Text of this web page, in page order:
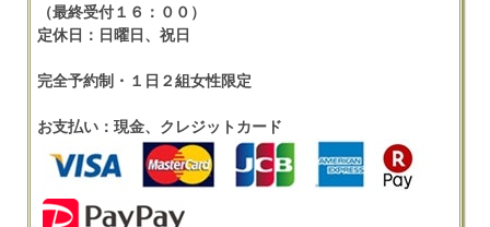
（最終受付１６：００）
定休日：日曜日、祝日
完全予約制・１日２組女性限定
お支払い：現金、クレジットカード